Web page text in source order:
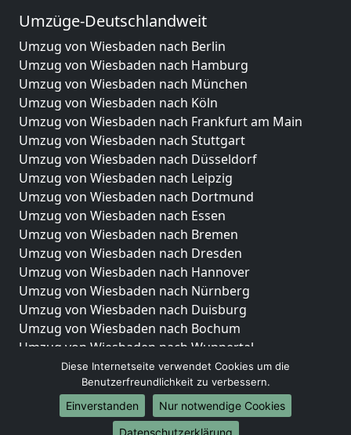
Umzüge-Deutschlandweit
Umzug von Wiesbaden nach Berlin
Umzug von Wiesbaden nach Hamburg
Umzug von Wiesbaden nach München
Umzug von Wiesbaden nach Köln
Umzug von Wiesbaden nach Frankfurt am Main
Umzug von Wiesbaden nach Stuttgart
Umzug von Wiesbaden nach Düsseldorf
Umzug von Wiesbaden nach Leipzig
Umzug von Wiesbaden nach Dortmund
Umzug von Wiesbaden nach Essen
Umzug von Wiesbaden nach Bremen
Umzug von Wiesbaden nach Dresden
Umzug von Wiesbaden nach Hannover
Umzug von Wiesbaden nach Nürnberg
Umzug von Wiesbaden nach Duisburg
Umzug von Wiesbaden nach Bochum
Umzug von Wiesbaden nach Wuppertal
Umzug von Wiesbaden nach Bielefeld
Umzug von Wiesbaden nach Bonn
Umzug von Wiesbaden nach Münster
Diese Internetseite verwendet Cookies um die
Benutzerfreundlichkeit zu verbessern.
Einverstanden
Nur notwendige Cookies
Datenschutzerklärung